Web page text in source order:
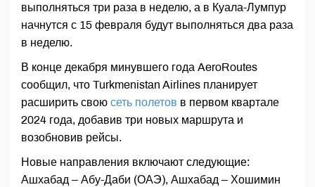
выполняться три раза в неделю, а в Куала-Лумпур
начнутся с 15 февраля будут выполняться два раза
в неделю.
В конце декабря минувшего года AeroRoutes
сообщил, что Turkmenistan Airlines планирует
расширить свою сеть полетов в первом квартале
2024 года, добавив три новых маршрута и
возобновив рейсы.
Новые направления включают следующие:
Ашхабад – Абу-Даби (ОАЭ), Ашхабад – Хошимин